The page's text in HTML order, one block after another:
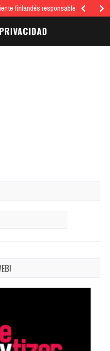
finlandés responsable del juego…
PRIVACIDAD